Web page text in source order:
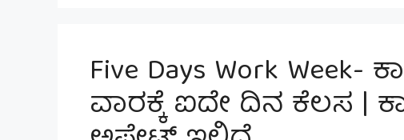
Five Days Work Week-
ವಾರಕ್ಕೆ ಐದೇ ದಿನ ಕೆಲಸ |